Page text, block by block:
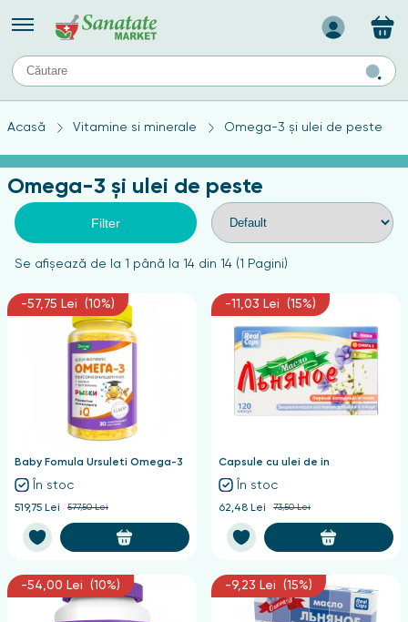
Назад
TIPURI DE TEN
Produse pentru ten mixt
Ten problematic
Produse pentru ten gras
Produse pentru ten sensibil
articulațiilor
Acasă Vitamine si minerale Omega-3 și ulei de peste
Omega-3 și ulei de peste
Filter
Se afişează de la 1 până la 14 din 14 (1 Pagini)
-57,75 Lei (10%)
Baby Fomula Ursuleti Omega-3
În stoc
519,75 Lei 577,50 Lei
-11,03 Lei (15%)
Capsule cu ulei de in
În stoc
62,48 Lei 73,50 Lei
-54,00 Lei (10%) -9,23 Lei (15%)